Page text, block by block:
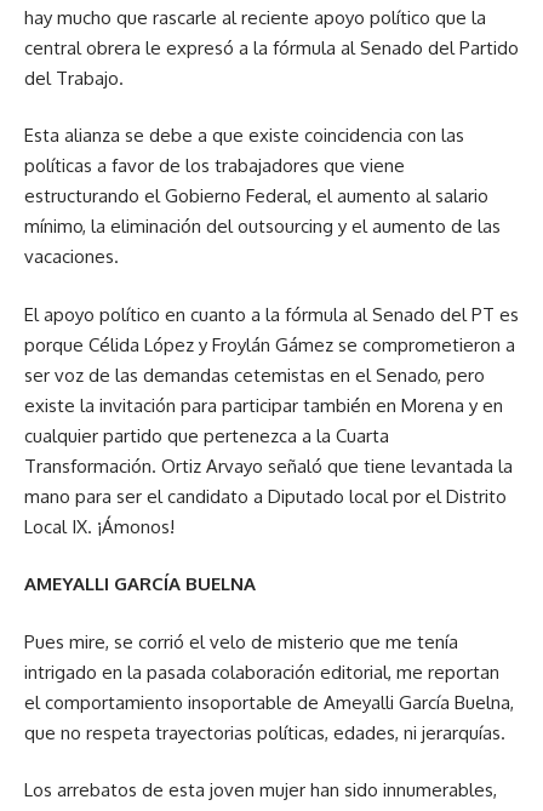
hay mucho que rascarle al reciente apoyo político que la
central obrera le expresó a la fórmula al Senado del Partido
del Trabajo.
Esta alianza se debe a que existe coincidencia con las
políticas a favor de los trabajadores que viene
estructurando el Gobierno Federal, el aumento al salario
mínimo, la eliminación del outsourcing y el aumento de las
vacaciones.
El apoyo político en cuanto a la fórmula al Senado del PT es
porque Célida López y Froylán Gámez se comprometieron a
ser voz de las demandas cetemistas en el Senado, pero
existe la invitación para participar también en Morena y en
cualquier partido que pertenezca a la Cuarta
Transformación. Ortiz Arvayo señaló que tiene levantada la
mano para ser el candidato a Diputado local por el Distrito
Local IX. ¡Ámonos!
AMEYALLI GARCÍA BUELNA
Pues mire, se corrió el velo de misterio que me tenía
intrigado en la pasada colaboración editorial, me reportan
el comportamiento insoportable de Ameyalli García Buelna,
que no respeta trayectorias políticas, edades, ni jerarquías.
Los arrebatos de esta joven mujer han sido innumerables,